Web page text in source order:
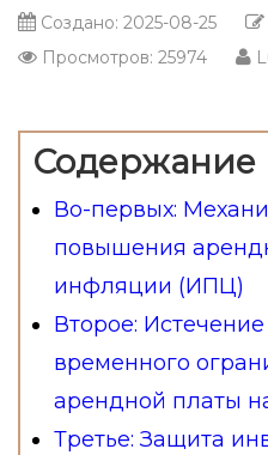
Создано: 2025-08-25
Просмотров: 25974
Содержание
Во-первых:
повышения
инфляции (ИПЦ)
Второе:
временного
арендной платы
Третье: Защита